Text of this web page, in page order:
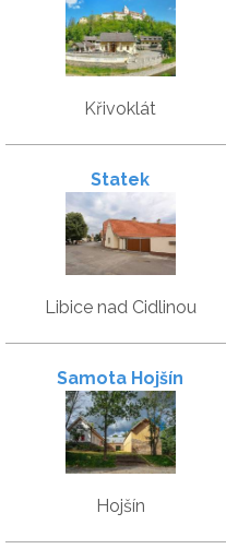
Křivoklát
Statek
Libice nad Cidlinou
Samota Hojšín
Hojšín